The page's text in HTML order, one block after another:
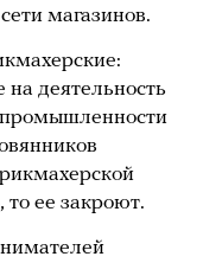
магазинов.
на деятельность
то ее закроют.